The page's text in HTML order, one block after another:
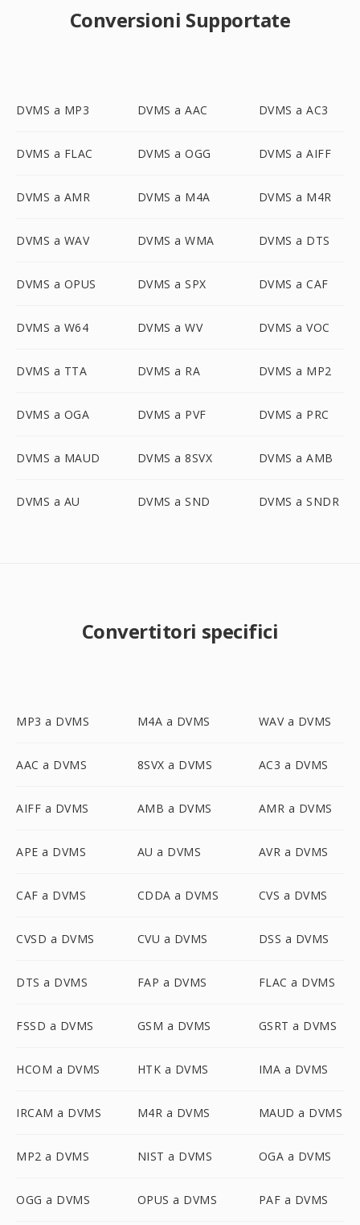
Conversioni Supportate
DVMS a MP3 DVMS a AAC DVMS a AC3
DVMS a FLAC DVMS a OGG DVMS a AIFF
DVMS a AMR DVMS a M4A DVMS a M4R
DVMS a WAV DVMS a WMA DVMS a DTS
DVMS a OPUS DVMS a SPX DVMS a CAF
DVMS a W64 DVMS a WV DVMS a VOC
DVMS a TTA DVMS a RA DVMS a MP2
DVMS a OGA DVMS a PVF DVMS a PRC
DVMS a MAUD DVMS a 8SVX DVMS a AMB
DVMS a AU DVMS a SND DVMS a SNDR
Convertitori specifici
MP3 a DVMS M4A a DVMS WAV a DVMS
AAC a DVMS 8SVX a DVMS AC3 a DVMS
AIFF a DVMS AMB a DVMS AMR a DVMS
APE a DVMS AU a DVMS AVR a DVMS
CAF a DVMS CDDA a DVMS CVS a DVMS
CVSD a DVMS CVU a DVMS DSS a DVMS
DTS a DVMS FAP a DVMS FLAC a DVMS
FSSD a DVMS GSM a DVMS GSRT a DVMS
HCOM a DVMS HTK a DVMS IMA a DVMS
IRCAM a DVMS M4R a DVMS MAUD a DVMS
MP2 a DVMS NIST a DVMS OGA a DVMS
OGG a DVMS OPUS a DVMS PAF a DVMS